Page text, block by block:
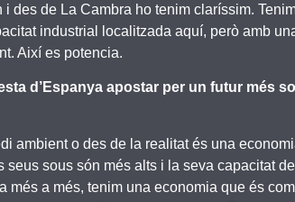
des de La Cambra ho tenim claríssim.
industrial localitzada aquí, però amb
Així es potencia.
d’Espanya apostar per un futur més
ambient o des de la realitat és una
sous són més alts i la seva capacitat
a més, tenim una economia que és